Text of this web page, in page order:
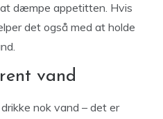
dæmpe appetitten. Hvis
det også med at holde
vand
nok vand – det er